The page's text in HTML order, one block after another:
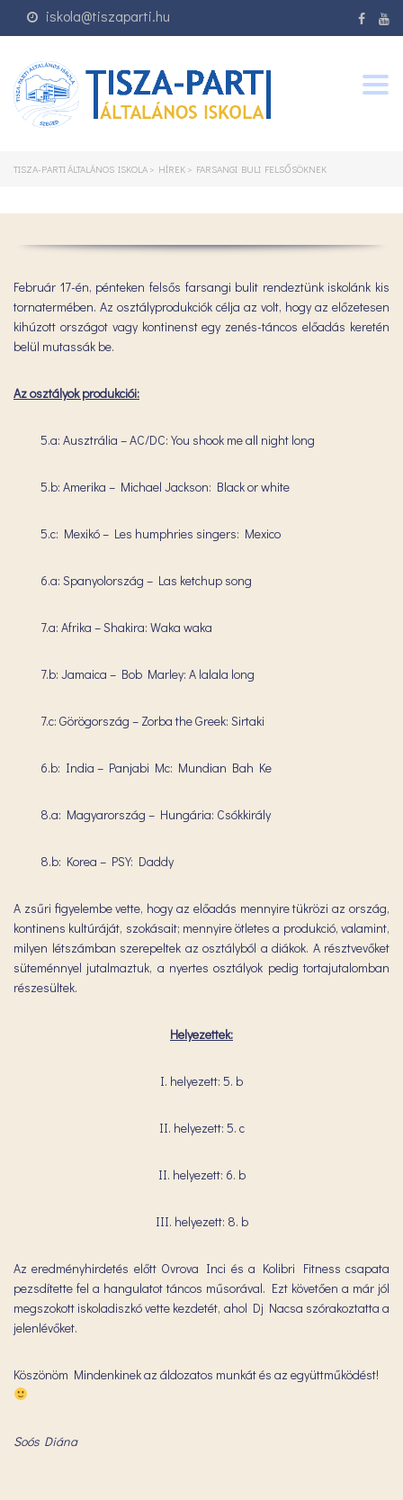
iskola@tiszaparti.hu
TISZA-PARTI ÁLTALÁNOS ISKOLA > HÍREK > FARSANGI BULI FELSŐSÖKNEK
Február 17-én, pénteken felsős farsangi bulit rendeztünk iskolánk kis
tornatermében. Az osztályprodukciók célja az volt, hogy az előzetesen
kihúzott országot vagy kontinenst egy zenés-táncos előadás keretén
belül mutassák be.
Az osztályok produkciói:
5.a: Ausztrália – AC/DC: You shook me all night long
5.b: Amerika – Michael Jackson: Black or white
5.c: Mexikó – Les humphries singers: Mexico
6.a: Spanyolország – Las ketchup song
7.a: Afrika – Shakira: Waka waka
7.b: Jamaica – Bob Marley: A lalala long
7.c: Görögország – Zorba the Greek: Sirtaki
6.b: India – Panjabi Mc: Mundian Bah Ke
8.a: Magyarország – Hungária: Csókkirály
8.b: Korea – PSY: Daddy
A zsűri figyelembe vette, hogy az előadás mennyire tükrözi az ország,
kontinens kultúráját, szokásait; mennyire ötletes a produkció, valamint,
milyen létszámban szerepeltek az osztályból a diákok. A résztvevőket
süteménnyel jutalmaztuk, a nyertes osztályok pedig tortajutalomban
részesültek.
Helyezettek:
I. helyezett: 5. b
II. helyezett: 5. c
II. helyezett: 6. b
III. helyezett: 8. b
Az eredményhirdetés előtt Ovrova Inci és a Kolibri Fitness csapata
pezsdítette fel a hangulatot táncos műsorával. Ezt követően a már jól
megszokott iskoladiszkó vette kezdetét, ahol Dj Nacsa szórakoztatta a
jelenlévőket.
Köszönöm Mindenkinek az áldozatos munkát és az együttműködést!
Soós Diána